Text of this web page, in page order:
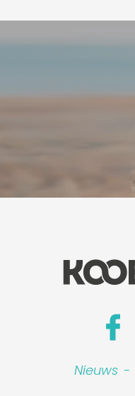
Nieuws -